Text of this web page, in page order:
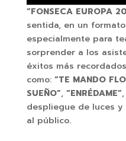
“FONSECA EUROPA
sentida, en un
especialmente para
sorprender a los
éxitos más
como: “TE MANDO
SUEÑO”,“ENRÉDAME”
despliegue de luces y
al público.